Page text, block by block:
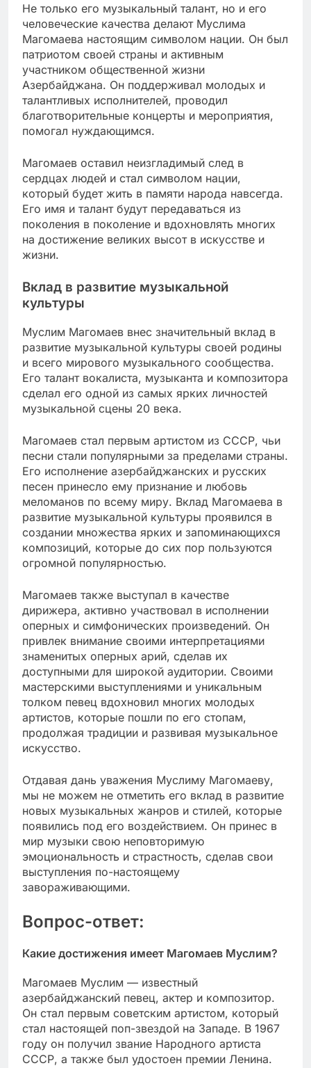
Не только его музыкальный талант, но и его
человеческие качества делают Муслима
Магомаева настоящим символом нации. Он был
патриотом своей страны и активным
участником общественной жизни
Азербайджана. Он поддерживал молодых и
талантливых исполнителей, проводил
благотворительные концерты и мероприятия,
помогал нуждающимся.
Магомаев оставил неизгладимый след в
сердцах людей и стал символом нации,
который будет жить в памяти народа навсегда.
Его имя и талант будут передаваться из
поколения в поколение и вдохновлять многих
на достижение великих высот в искусстве и
жизни.
Вклад в развитие музыкальной
культуры
Муслим Магомаев внес значительный вклад в
развитие музыкальной культуры своей родины
и всего мирового музыкального сообщества.
Его талант вокалиста, музыканта и композитора
сделал его одной из самых ярких личностей
музыкальной сцены 20 века.
Магомаев стал первым артистом из СССР, чьи
песни стали популярными за пределами страны.
Его исполнение азербайджанских и русских
песен принесло ему признание и любовь
меломанов по всему миру. Вклад Магомаева в
развитие музыкальной культуры проявился в
создании множества ярких и запоминающихся
композиций, которые до сих пор пользуются
огромной популярностью.
Магомаев также выступал в качестве
дирижера, активно участвовал в исполнении
оперных и симфонических произведений. Он
привлек внимание своими интерпретациями
знаменитых оперных арий, сделав их
доступными для широкой аудитории. Своими
мастерскими выступлениями и уникальным
толком певец вдохновил многих молодых
артистов, которые пошли по его стопам,
продолжая традиции и развивая музыкальное
искусство.
Отдавая дань уважения Муслиму Магомаеву,
мы не можем не отметить его вклад в развитие
новых музыкальных жанров и стилей, которые
появились под его воздействием. Он принес в
мир музыки свою неповторимую
эмоциональность и страстность, сделав свои
выступления по-настоящему
завораживающими.
Вопрос-ответ:
Какие достижения имеет Магомаев Муслим?
Магомаев Муслим — известный
азербайджанский певец, актер и композитор.
Он стал первым советским артистом, который
стал настоящей поп-звездой на Западе. В 1967
году он получил звание Народного артиста
СССР, а также был удостоен премии Ленина.